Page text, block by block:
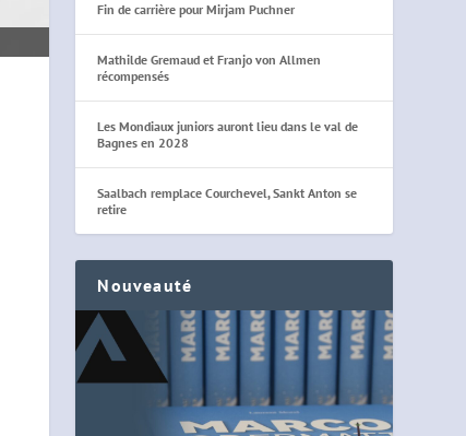
Fin de carrière pour Mirjam Puchner
Mathilde Gremaud et Franjo von Allmen
récompensés
Les Mondiaux juniors auront lieu dans le val de
Bagnes en 2028
Saalbach remplace Courchevel, Sankt Anton se
retire
Nouveauté